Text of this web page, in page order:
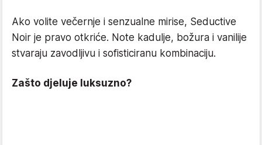
Ako volite večernje i senzualne mirise, Seductive
Noir je pravo otkriće. Note kadulje, božura i vanilije
stvaraju zavodljivu i sofisticiranu kombinaciju.
Zašto djeluje luksuzno?